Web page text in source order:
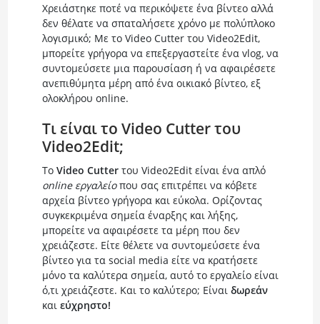
Χρειάστηκε ποτέ να περικόψετε ένα βίντεο αλλά
δεν θέλατε να σπαταλήσετε χρόνο με πολύπλοκο
λογισμικό; Με το Video Cutter του Video2Edit,
μπορείτε γρήγορα να επεξεργαστείτε ένα vlog, να
συντομεύσετε μια παρουσίαση ή να αφαιρέσετε
ανεπιθύμητα μέρη από ένα οικιακό βίντεο, εξ
ολοκλήρου online.
Τι είναι το Video Cutter του
Video2Edit;
Το Video Cutterτου Video2Edit είναι ένα απλό
online εργαλείοπου σας επιτρέπει να κόβετε
αρχεία βίντεο γρήγορα και εύκολα. Ορίζοντας
συγκεκριμένα σημεία έναρξης και λήξης,
μπορείτε να αφαιρέσετε τα μέρη που δεν
χρειάζεστε. Είτε θέλετε να συντομεύσετε ένα
βίντεο για τα social media είτε να κρατήσετε
μόνο τα καλύτερα σημεία, αυτό το εργαλείο είναι
ό,τι χρειάζεστε. Και το καλύτερο; Είναι δωρεάν
και εύχρηστο!